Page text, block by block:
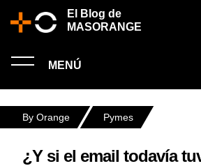
El Blog de
MASORANGE
MENÚ
By Orange Pymes
¿Y si el email todavía